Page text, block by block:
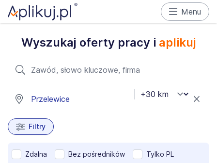
Menu
Wyszukaj oferty pracy i aplikuj
Filtry
Zdalna Bez pośredników Tylko PL